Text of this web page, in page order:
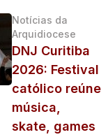
Notícias da
Arquidiocese
DNJ Curitiba
2026: Festival
católico reúne
música,
skate, games